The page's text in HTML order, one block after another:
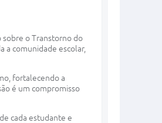
sobre o Transtorno do
a comunidade escolar,
fortalecendo a
é um compromisso
cada estudante e